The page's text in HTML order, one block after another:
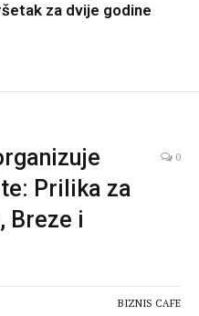
za dvije godine
Prilika za
Breze i
0
BIZNIS CAFE